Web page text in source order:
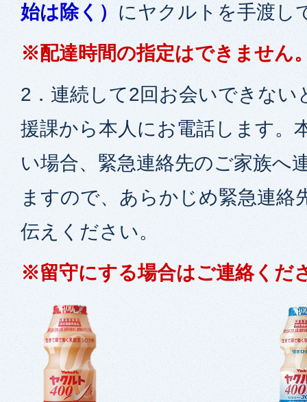
始は除く） にヤクルトを手渡し
※配達時間の指定はできません
2．連続して2回お会いできない
援課から本人にお電話します。
い場合、緊急連絡先のご家族へ
ますので、あらかじめ緊急連絡
伝えください。
※留守にする場合はご連絡くだ